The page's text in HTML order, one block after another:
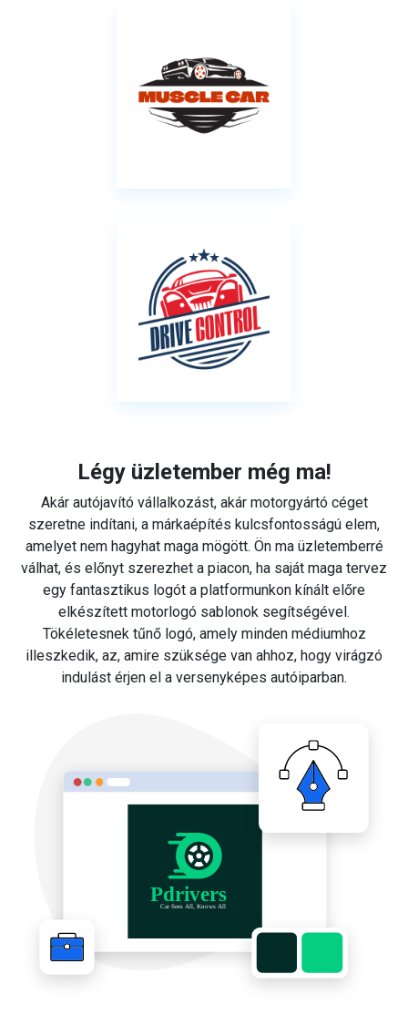
Légy üzletember még ma!
Akár autójavító vállalkozást, akár motorgyártó céget
szeretne indítani, a márkaépítés kulcsfontosságú elem,
amelyet nem hagyhat maga mögött. Ön ma üzletemberré
válhat, és előnyt szerezhet a piacon, ha saját maga tervez
egy fantasztikus logót a platformunkon kínált előre
elkészített motorlogó sablonok segítségével.
Tökéletesnek tűnő logó, amely minden médiumhoz
illeszkedik, az, amire szüksége van ahhoz, hogy virágzó
indulást érjen el a versenyképes autóiparban.